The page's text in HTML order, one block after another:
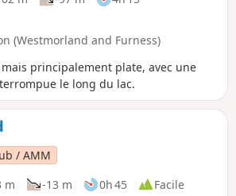
(Westmorland and Furness)
principalement plate, avec une
le long du lac.
/ AMM
m -13 m 0h 45
Facile